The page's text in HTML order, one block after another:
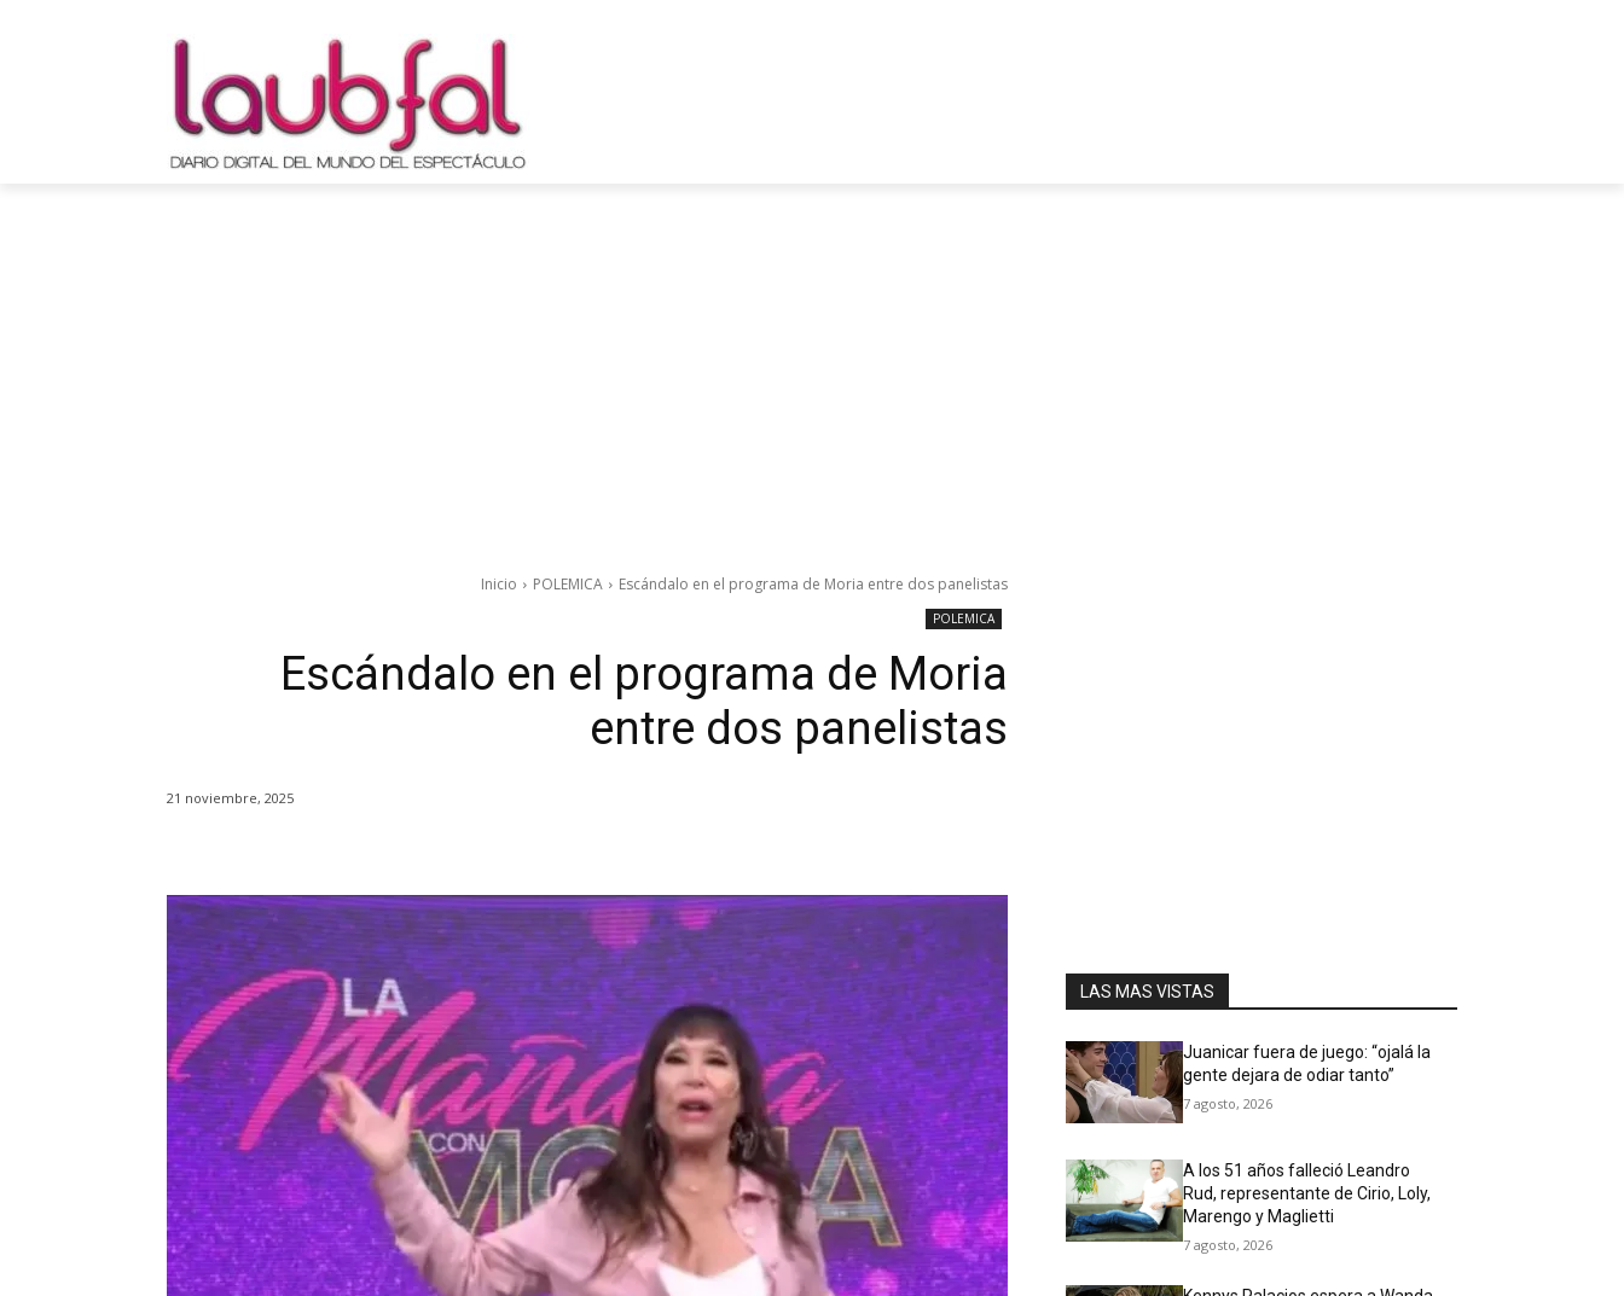
Inicio POLEMICA Escándalo en el programa de Moria entre dos panelistas
POLEMICA
Escándalo en el programa de Moria
entre dos panelistas
21 noviembre, 2025
LAS MAS VISTAS
Juanicar fuera de juego: “ojalá la
gente dejara de odiar tanto”
7 agosto, 2026
A los 51 años falleció Leandro
Rud, representante de Cirio, Loly,
Marengo y Maglietti
7 agosto, 2026